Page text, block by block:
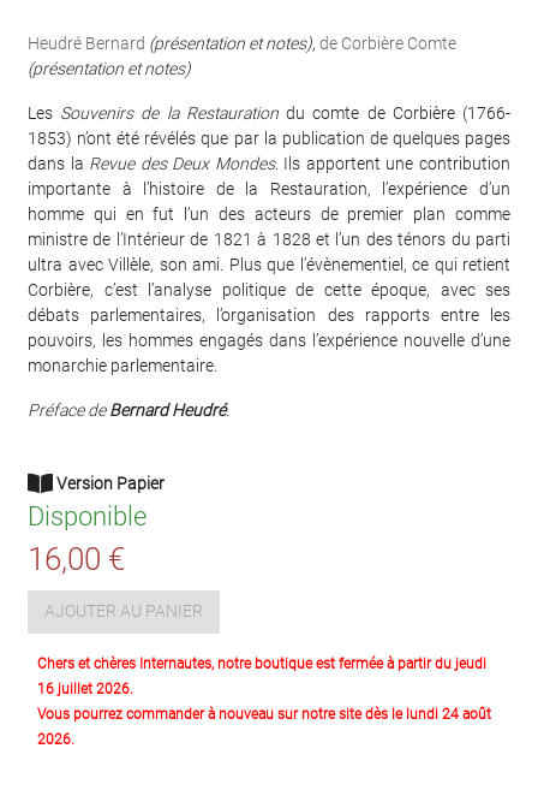
Heudré Bernard (présentation et notes), de Corbière Comte
(présentation et notes)
Les Souvenirs de la Restaurationdu comte de Corbière (1766-
1853) n’ont été révélés que par la publication de quelques pages
dans la Revue des Deux Mondes. Ils apportent une contribution
importante à l’histoire de la Restauration, l’expérience d’un
homme qui en fut l’un des acteurs de premier plan comme
ministre de l’Intérieur de 1821 à 1828 et l’un des ténors du parti
ultra avec Villèle, son ami. Plus que l’évènementiel, ce qui retient
Corbière, c’est l’analyse politique de cette époque, avec ses
débats parlementaires, l’organisation des rapports entre les
pouvoirs, les hommes engagés dans l’expérience nouvelle d’une
monarchie parlementaire.
Préface deBernard Heudré.
Version Papier
Disponible
16,00 €
AJOUTER AU PANIER
Chers et chères Internautes, notre boutique est fermée à partir du jeudi
16 juillet 2026.
Vous pourrez commander à nouveau sur notre site dès le lundi 24 août
2026.